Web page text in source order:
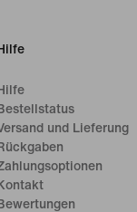
und Lieferung